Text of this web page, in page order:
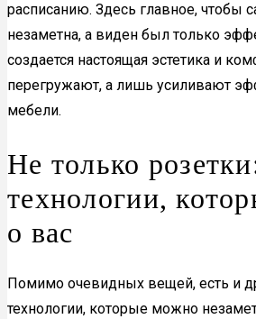
расписанию. Здесь главное, чтобы
незаметна, а виден был только
создается настоящая эстетика и
перегружают, а лишь усиливают
мебели.
Не только
технологии,
о вас
Помимо очевидных вещей, есть и
технологии, которые можно